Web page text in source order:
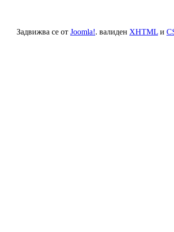
Задвижва се от Joomla!. валиден XHTML и